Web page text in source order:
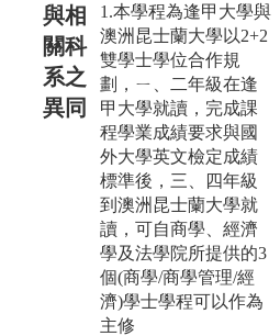
與相
關科
系之
異同
1.本學程為逢甲大學與
澳洲昆士蘭大學以2+2
雙學士學位合作規
劃，ㄧ、二年級在逢
甲大學就讀，完成課
程學業成績要求與國
外大學英文檢定成績
標準後，三、四年級
到澳洲昆士蘭大學就
讀，可自商學、經濟
學及法學院所提供的3
個(商學/商學管理/經
濟)學士學程可以作為
主修